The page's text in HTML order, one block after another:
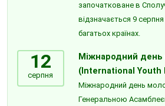
започатковане в
відзначається 9
багатьох країнах.
12
серпня
Міжнародний день
(International Youth
Міжнародний день
Генеральною